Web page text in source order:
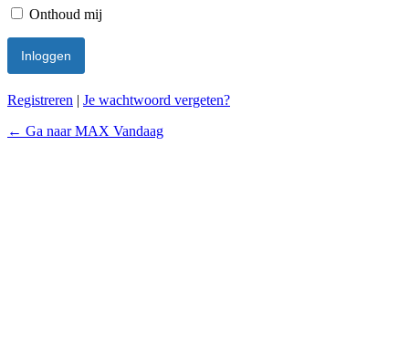
Onthoud mij
Registreren | Je wachtwoord vergeten?
← Ga naar MAX Vandaag